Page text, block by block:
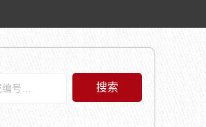
搜索